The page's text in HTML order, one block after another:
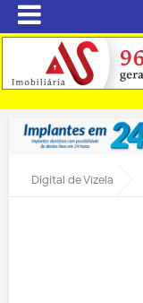
Digital de Vizela